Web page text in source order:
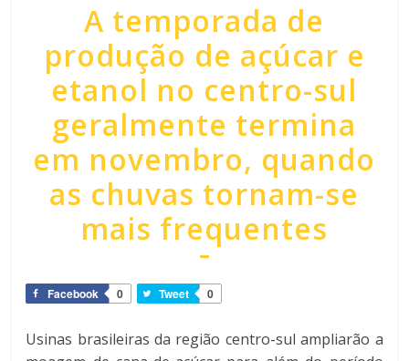
A temporada de
produção de açúcar e
etanol no centro-sul
geralmente termina
em novembro, quando
as chuvas tornam-se
mais frequentes
Facebook 0 Tweet 0
Usinas brasileiras da região centro-sul ampliarão a